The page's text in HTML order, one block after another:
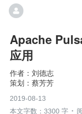
Apache
应用
刘德志
蔡芳芳
2019-08-13
本文字数：3300 字